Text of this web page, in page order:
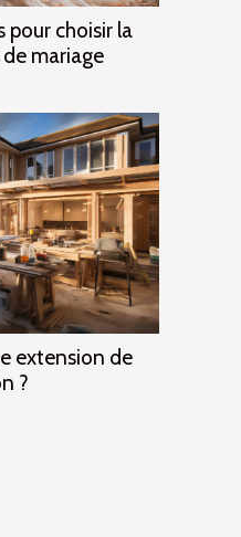
pour choisir la
mariage
extension de
?